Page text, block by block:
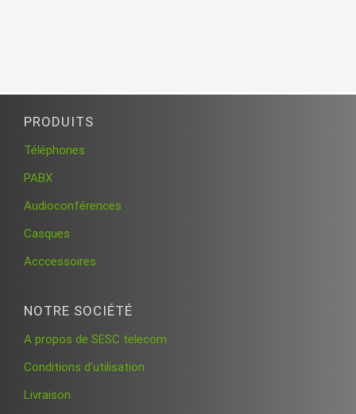
PRODUITS
Téléphones
PABX
Audioconférences
Casques
Acccessoires
NOTRE SOCIÉTÉ
A propos de SESC telecom
Conditions d’utilisation
Livraison